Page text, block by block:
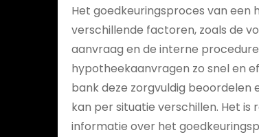
Het goedkeuringsproces van een
verschillende factoren, zoals de
aanvraag en de interne
hypotheekaanvragen zo snel en
bank deze zorgvuldig beoordelen
kan per situatie verschillen. Het
informatie over het